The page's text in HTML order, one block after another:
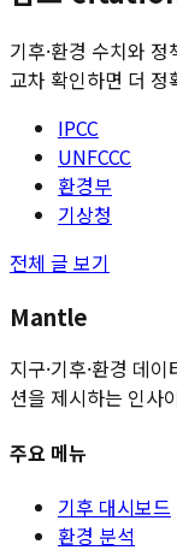
기후·환경 수치와
교차 확인하면 더 정
IPCC
UNFCCC
환경부
기상청
전체 글 보기
Mantle
지구·기후·환경 데
션을 제시하는 인사
주요 메뉴
기후 대시보드
환경 분석